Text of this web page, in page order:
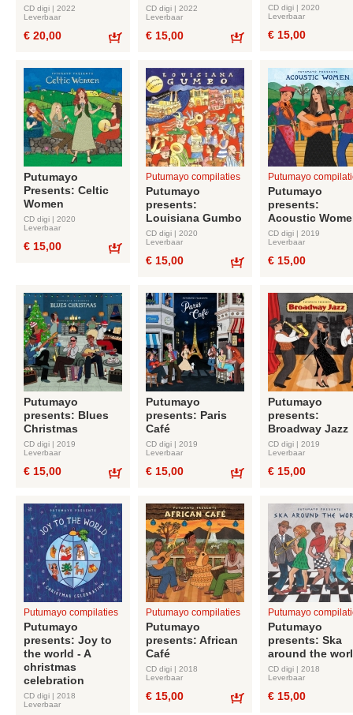
CD digi | 2022
Leverbaar
€ 20,00
CD digi | 2022
Leverbaar
€ 15,00
CD digi | 2020
Leverbaar
€ 15,00
Putumayo
Presents: Celtic
Women
CD digi | 2020
Leverbaar
€ 15,00
Putumayo compilaties
Putumayo
presents:
Louisiana Gumbo
CD digi | 2020
Leverbaar
€ 15,00
Putumayo
Putumayo
presents:
Acoustic
CD digi | 2019
Leverbaar
€ 15,00
Putumayo
presents: Blues
Christmas
CD digi | 2019
Leverbaar
€ 15,00
Putumayo
presents: Paris
Café
CD digi | 2019
Leverbaar
€ 15,00
Putumayo
presents:
Broadway Jazz
CD digi | 2019
Leverbaar
€ 15,00
Putumayo compilaties
Putumayo
presents: Joy to
the world - A
christmas
celebration
CD digi | 2018
Leverbaar
Putumayo compilaties
Putumayo
presents: African
Café
CD digi | 2018
Leverbaar
€ 15,00
Putumayo
Putumayo
presents: Ska
around the
CD digi | 2018
Leverbaar
€ 15,00